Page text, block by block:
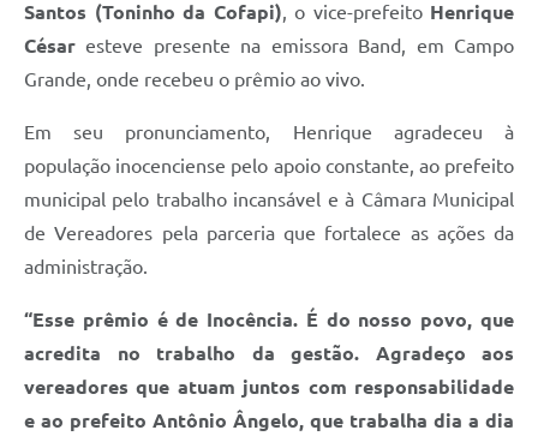
Santos (Toninho da Cofapi), o vice-prefeito Henrique
César esteve presente na emissora Band, em Campo
Grande, onde recebeu o prêmio ao vivo.
Em seu pronunciamento, Henrique agradeceu à
população inocenciense pelo apoio constante, ao prefeito
municipal pelo trabalho incansável e à Câmara Municipal
de Vereadores pela parceria que fortalece as ações da
administração.
“Esse prêmio é de Inocência. É do nosso povo, que
acredita no trabalho da gestão. Agradeço aos
vereadores que atuam juntos com responsabilidade
e ao prefeito Antônio Ângelo, que trabalha dia a dia